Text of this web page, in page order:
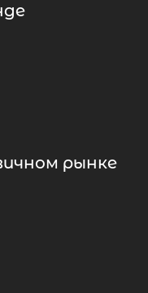
рынке